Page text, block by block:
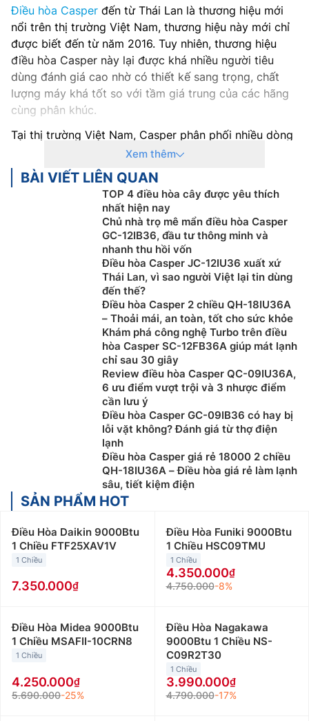
Điều hòa Casper đến từ Thái Lan là thương hiệu mới
nổi trên thị trường Việt Nam, thương hiệu này mới chỉ
được biết đến từ năm 2016. Tuy nhiên, thương hiệu
điều hòa Casper này lại được khá nhiều người tiêu
dùng đánh giá cao nhờ có thiết kế sang trọng, chất
lượng máy khá tốt so với tầm giá trung của các hãng
cùng phân khúc.
Tại thị trường Việt Nam, Casper phân phối nhiều dòng
sản phẩm khác nhau như tivi, máy giặt, tủ lạnh, thiết bị
điện gia dụng và đặc biệt là điều hòa không khí.
Không chỉ sở hữu thiết kế sang trọng hiện đại mà các
thiết bị của Casper còn có thời gian bảo hành khá lâu.
Thuộc dòng phân khúc giá rẻ những sản phẩm điều
hòa Casper thường được sử dụng cho những công
trình dân dụng như nhà ở, phòng trọ… Tuy là dòng
điều hòa giá rẻ nhưng Casper vẫn được trang bị nhiều
tính năng hiện đại như làm lạnh nhanh, tiết kiệm điện,
lọc không khí và khử mùi…
Khi nhắc đến Điều Hòa Casper inverter không thể bỏ
qua được đó là giá thành rẻ, thiết kế sang trọng cùng
nhiều tính năng hiện đại mang đến cho người dùng sự
thoải mái mỗi khi sử dụng.
Phân loại các dòng điều hòa Casper theo
Điều hòa Casper giá rẻđược phân loại theo công suất
và tính năng, phù hợp với các không gian và nhu cầu
sử dụng khác nhau. Dưới đây là một số gợi ý để giúp
bạn lựa chọn mẫu Điều Hòa Casper inverter phù hợp
Điều hòa Casper 9000Btu
Điều hòa Casper 9000btu
phù hợp với những không gian nhỏ dưới 15m2 như
phòng ngủ, phòng khách hay phòng làm việc nhỏ. Giá
Điều hòa Casper 12000Btu
Điều hòa Casper
12000btu thường được lắp đặt cho những không gian
có diện tích từ 15 đến dưới 20m2 như phòng khách,
phòng làm việc… Giá bán điều hòa Casper 12000btu
Xem thêm
BÀI VIẾT LIÊN QUAN
TOP 4 điều hòa cây được yêu thích
nhất hiện nay
Chủ nhà trọ mê mẩn điều hòa Casper
GC-12IB36, đầu tư thông minh và
nhanh thu hồi vốn
Điều hòa Casper JC-12IU36 xuất xứ
Thái Lan, vì sao người Việt lại tin dùng
đến thế?
Điều hòa Casper 2 chiều QH-18IU36A
– Thoải mái, an toàn, tốt cho sức khỏe
Khám phá công nghệ Turbo trên điều
hòa Casper SC-12FB36A giúp mát lạnh
chỉ sau 30 giây
Review điều hòa Casper QC-09IU36A,
6 ưu điểm vượt trội và 3 nhược điểm
cần lưu ý
Điều hòa Casper GC-09IB36 có hay bị
lỗi vặt không? Đánh giá từ thợ điện
lạnh
Điều hòa Casper giá rẻ 18000 2 chiều
QH-18IU36A – Điều hòa giá rẻ làm lạnh
sâu, tiết kiệm điện
SẢN PHẨM HOT
Điều Hòa Daikin 9000Btu
1 Chiều FTF25XAV1V
1 Chiều
7.350.000
Điều Hòa Funiki 9000Btu
1 Chiều HSC09TMU
1 Chiều
4.350.000
4.750.000-8%
Điều Hòa Midea 9000Btu
1 Chiều MSAFII-10CRN8
1 Chiều
4.250.000
5.690.000-25%
Điều Hòa Nagakawa
9000Btu 1 Chiều NS-
C09R2T30
1 Chiều
3.990.000
4.790.000-17%